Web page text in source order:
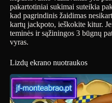
pakartotiniai sukimai suteikia
kad pagrindinis žaidimas
kartų jackpoto, ieškokite kitur.
teminės ir sąžiningos 3 būgnų
vyras.
Lizdų ekrano nuotraukos